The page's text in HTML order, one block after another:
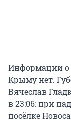
Информации о
Крыму нет.
Вячеслав
в 23:06: при
посёлке